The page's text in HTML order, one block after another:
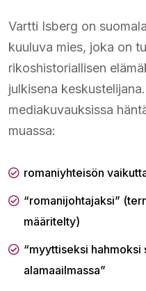
Vartti Isberg on
kuuluva mies, joka on
rikoshistoriallisen
julkisena
mediakuvauksissa
muassa:
romaniyhteisön
“romanijohtajaksi”
määritelty)
“myyttiseksi hahmoksi
alamaailmassa”